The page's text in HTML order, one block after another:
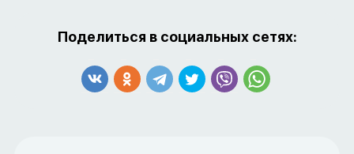
Поделиться в социальных сетях: